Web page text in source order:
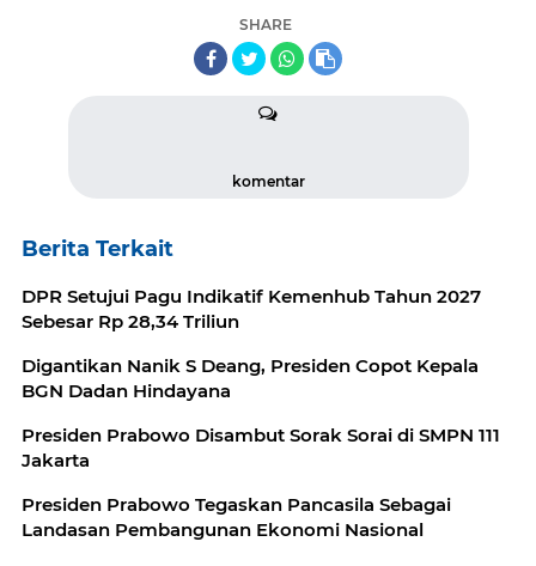
SHARE
komentar
Berita Terkait
DPR Setujui Pagu Indikatif Kemenhub Tahun 2027
Sebesar Rp 28,34 Triliun
Digantikan Nanik S Deang, Presiden Copot Kepala
BGN Dadan Hindayana
Presiden Prabowo Disambut Sorak Sorai di SMPN 111
Jakarta
Presiden Prabowo Tegaskan Pancasila Sebagai
Landasan Pembangunan Ekonomi Nasional